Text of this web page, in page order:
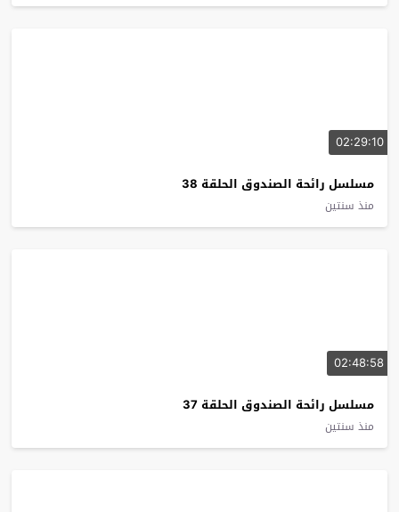
02:29:10
مسلسل رائحة الصندوق الحلقة 38
منذ سنتين
02:48:58
مسلسل رائحة الصندوق الحلقة 37
منذ سنتين